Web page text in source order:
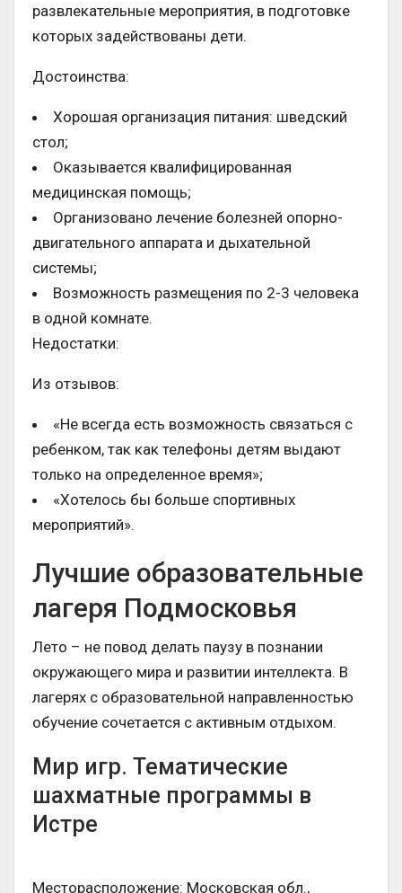
развлекательные мероприятия, в подготовке
которых задействованы дети.
Достоинства:
Хорошая организация питания: шведский
стол;
Оказывается квалифицированная
медицинская помощь;
Организовано лечение болезней опорно-
двигательного аппарата и дыхательной
системы;
Возможность размещения по 2-3 человека
в одной комнате.
Недостатки:
Из отзывов:
«Не всегда есть возможность связаться с
ребенком, так как телефоны детям выдают
только на определенное время»;
«Хотелось бы больше спортивных
мероприятий».
Лучшие образовательные
лагеря Подмосковья
Лето – не повод делать паузу в познании
окружающего мира и развитии интеллекта. В
лагерях с образовательной направленностью
обучение сочетается с активным отдыхом.
Мир игр. Тематические
шахматные программы в
Истре
Месторасположение: Московская обл.,